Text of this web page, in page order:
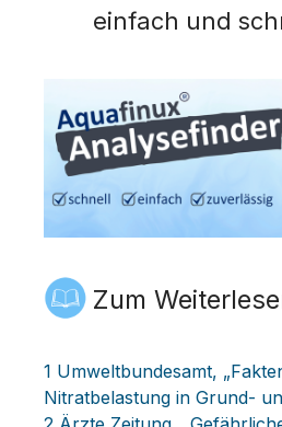
einfach und
Zum
1 Umweltbundesamt,
Nitratbelastung in Grund-